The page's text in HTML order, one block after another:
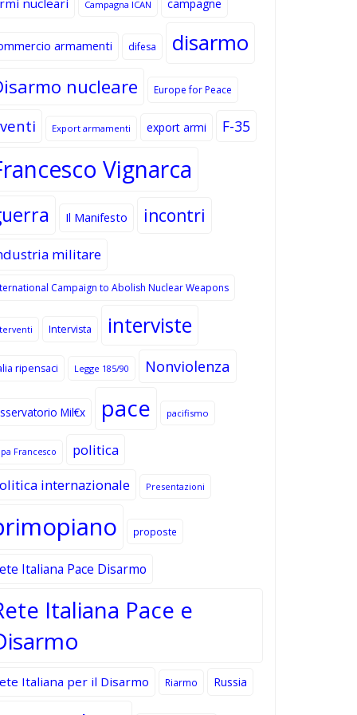
Campagna ICAN campagne
armamenti difesa disarmo
nucleare Europe for Peace
Export armamenti export armi F-35
Vignarca
Il Manifesto incontri
militare
Campaign to Abolish Nuclear Weapons
Intervista interviste
ripensaci Legge 185/90 Nonviolenza
Mil€x pace pacifismo
Francesco
politica
internazionale
Presentazioni
proposte
Italiana Pace Disarmo
Italiana Pace e
Italiana per il Disarmo Riarmo Russia